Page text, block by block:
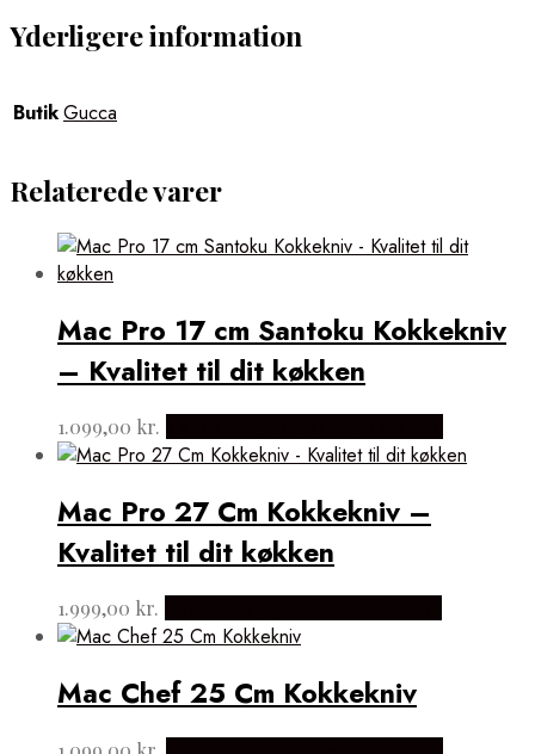
Yderligere information
ButikGucca
Relaterede varer
Mac Pro 17 cm Santoku Kokkekniv
– Kvalitet til dit køkken
1.099,00 kr.
Mac Pro 27 Cm Kokkekniv –
Kvalitet til dit køkken
1.999,00 kr.
Mac Chef 25 Cm Kokkekniv